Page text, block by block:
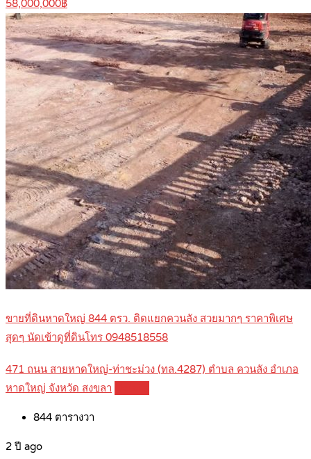
58,000,000฿
ขายที่ดินหาดใหญ่ 844 ตรว. ติดแยกควนลัง สวยมากๆ ราคาพิเศษ
สุดๆ นัดเข้าดูที่ดินโทร 0948518558
471 ถนน สายหาดใหญ่-ท่าชะม่วง (ทล.4287) ตำบล ควนลัง อำเภอ
หาดใหญ่ จังหวัด สงขลา
844 ตารางวา
2 ปี ago